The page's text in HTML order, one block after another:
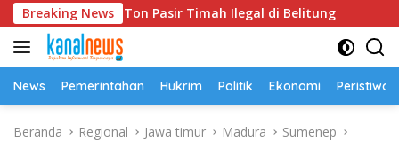
Langsung
ke
konten
Breaking News
52,5 Ton Pasir Timah Ilegal di Belitung
News Pemerintahan Hukrim Politik Ekonomi Peristiwa
Beranda Regional Jawa timur Madura Sumenep